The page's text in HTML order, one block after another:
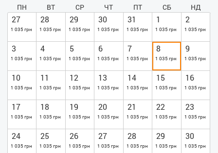
ПН ВТ СР ЧТ ПТ СБ НД
27
1 035 грн
28
1 035 грн
29
1 035 грн
30
1 035 грн
31
1 035 грн
1
1 035 грн
2
1 035 грн
3
1 035 грн
4
1 035 грн
5
1 035 грн
6
1 035 грн
7
1 035 грн
8
1 035 грн
9
1 035 грн
10
1 035 грн
11
1 035 грн
12
1 035 грн
13
1 035 грн
14
1 035 грн
15
1 035 грн
16
1 035 грн
17
1 035 грн
18
1 035 грн
19
1 035 грн
20
1 035 грн
21
1 035 грн
22
1 035 грн
23
1 035 грн
24
1 035 грн
25
1 035 грн
26
1 035 грн
27
1 035 грн
28
1 035 грн
29
1 035 грн
30
1 035 грн